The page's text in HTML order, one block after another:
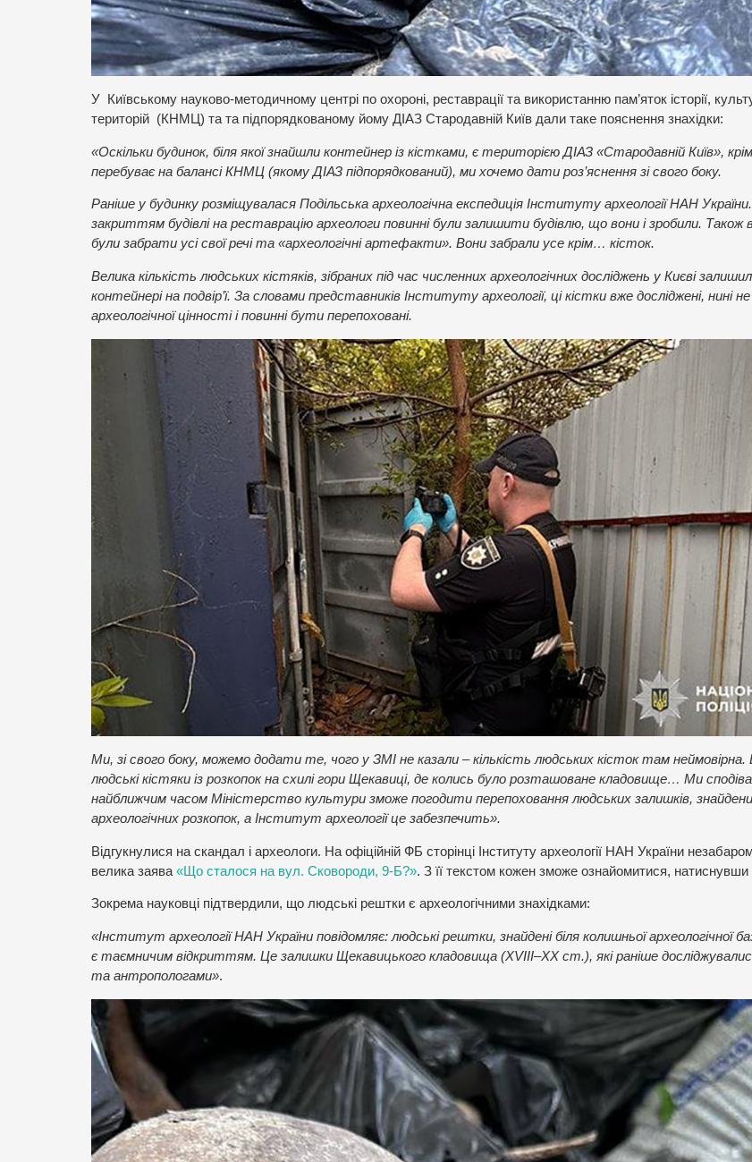
У Київському науково-методичному центрі по охороні, реставрації та використанню пам’яток історії,
територій (КНМЦ) та та підпорядкованому йому ДІАЗ Стародавній Київ дали таке пояснення знахідки:
«Оскільки будинок, біля якої знайшли контейнер із кістками, є територією ДІАЗ «Стародавній Київ»,
перебуває на балансі КНМЦ (якому ДІАЗ підпорядкований), ми хочемо дати роз’яснення зі свого боку.
Раніше у будинку розміщувалася Подільська археологічна експедиція Інституту археології НАН України.
закриттям будівлі на реставрацію археологи повинні були залишити будівлю, що вони і зробили. Також
були забрати усі свої речі та «археологічні артефакти». Вони забрали усе крім… кісток.
Велика кількість людських кістяків, зібраних під час численних археологічних досліджень у Києві
контейнері на подвір’ї. За словами представників Інституту археології, ці кістки вже досліджені, нині
археологічної цінності і повинні бути перепоховані.
Ми, зі свого боку, можемо додати те, чого у ЗМІ не казали – кількість людських кісток там
людські кістяки із розкопок на схилі гори Щекавиці, де колись було розташоване кладовище… Ми
найближчим часом Міністерство культури зможе погодити перепоховання людських залишків,
археологічних розкопок, а Інститут археології це забезпечить».
Відгукнулися на скандал і археологи. На офіційній ФБ сторінці Інституту археології НАН України
велика заява «Що сталося на вул. Сковороди, 9-Б?». З її текстом кожен зможе ознайомитися,
Зокрема науковці підтвердили, що людські рештки є археологічними знахідками:
«Інститут археології НАН України повідомляє: людські рештки, знайдені біля колишньої археологічної
є таємничим відкриттям. Це залишки Щекавицького кладовища (XVIII–ХХ ст.), які раніше
та антропологами».